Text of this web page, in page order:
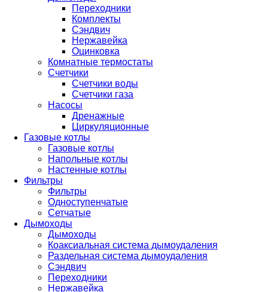
Переходники
Комплекты
Сэндвич
Нержавейка
Оцинковка
Комнатные термостаты
Счетчики
Счетчики воды
Счетчики газа
Насосы
Дренажные
Циркуляционные
Газовые котлы
Газовые котлы
Напольные котлы
Настенные котлы
Фильтры
Фильтры
Одноступенчатые
Сетчатые
Дымоходы
Дымоходы
Коаксиальная система дымоудаления
Раздельная система дымоудаления
Сэндвич
Переходники
Нержавейка